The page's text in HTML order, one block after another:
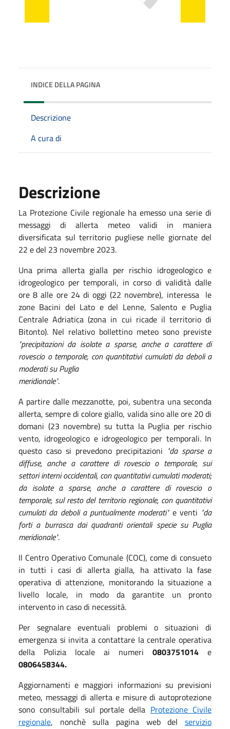
INDICE DELLA PAGINA
Descrizione
A cura di
Descrizione
La Protezione Civile regionale ha emesso una serie di
messaggi di allerta meteo validi in maniera
diversificata sul territorio pugliese nelle giornate del
22 e del 23 novembre 2023.
Una prima allerta gialla per rischio idrogeologico e
idrogeologico per temporali, in corso di validità dalle
ore 8 alle ore 24 di oggi (22 novembre), interessa le
zone Bacini del Lato e del Lenne, Salento e Puglia
Centrale Adriatica (zona in cui ricade il territorio di
Bitonto). Nel relativo bollettino meteo sono previste
"precipitazioni da isolate a sparse, anche a carattere di
rovescio o temporale, con quantitativi cumulati da deboli a
moderati su Puglia
meridionale".
A partire dalle mezzanotte, poi, subentra una seconda
allerta, sempre di colore giallo, valida sino alle ore 20 di
domani (23 novembre) su tutta la Puglia per rischio
vento, idrogeologico e idrogeologico per temporali. In
questo caso si prevedono precipitazioni "da sparse a
diffuse, anche a carattere di rovescio o temporale, sui
settori interni occidentali, con quantitativi cumulati moderati;
da isolate a sparse, anche a carattere di rovescio o
temporale, sul resto del territorio regionale, con quantitativi
cumulati da deboli a puntualmente moderati"e venti "da
forti a burrasca dai quadranti orientali specie su Puglia
meridionale".
Il Centro Operativo Comunale (COC), come di consueto
in tutti i casi di allerta gialla, ha attivato la fase
operativa di attenzione, monitorando la situazione a
livello locale, in modo da garantite un pronto
intervento in caso di necessità.
Per segnalare eventuali problemi o situazioni di
emergenza si invita a contattare la centrale operativa
della Polizia locale ai numeri 0803751014 e
0806458344.
Aggiornamenti e maggiori informazioni su previsioni
meteo, messaggi di allerta e misure di autoprotezione
sono consultabili sul portale della Protezione Civile
regionale, nonchè sulla pagina web del servizio